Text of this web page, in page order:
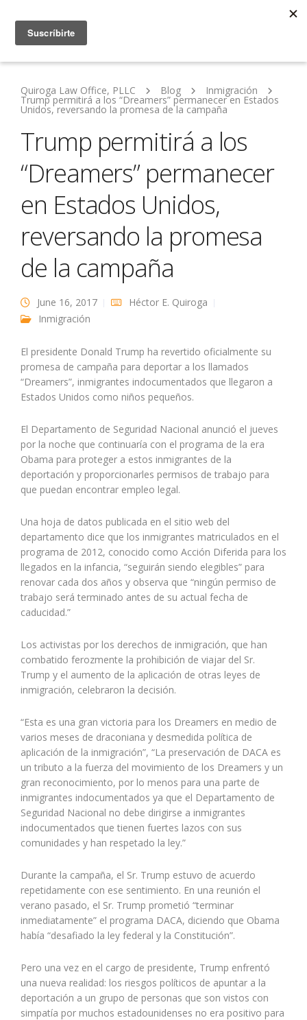
Quiroga Law Office, PLLC Blog Inmigración
Trump permitirá a los “Dreamers” permanecer en Estados
Unidos, reversando la promesa de la campaña
Trump permitirá a los
“Dreamers” permanecer
en Estados Unidos,
reversando la promesa
de la campaña
June 16, 2017
Héctor E. Quiroga
Inmigración
El presidente Donald Trump ha revertido oficialmente su
promesa de campaña para deportar a los llamados
“Dreamers”, inmigrantes indocumentados que llegaron a
Estados Unidos como niños pequeños.
El Departamento de Seguridad Nacional anunció el jueves
por la noche que continuaría con el programa de la era
Obama para proteger a estos inmigrantes de la
deportación y proporcionarles permisos de trabajo para
que puedan encontrar empleo legal.
Una hoja de datos publicada en el sitio web del
departamento dice que los inmigrantes matriculados en el
programa de 2012, conocido como Acción Diferida para los
llegados en la infancia, “seguirán siendo elegibles” para
renovar cada dos años y observa que “ningún permiso de
trabajo será terminado antes de su actual fecha de
caducidad.”
Los activistas por los derechos de inmigración, que han
combatido ferozmente la prohibición de viajar del Sr.
Trump y el aumento de la aplicación de otras leyes de
inmigración, celebraron la decisión.
“Esta es una gran victoria para los Dreamers en medio de
varios meses de draconiana y desmedida política de
aplicación de la inmigración”, “La preservación de DACA es
un tributo a la fuerza del movimiento de los Dreamers y un
gran reconocimiento, por lo menos para una parte de
inmigrantes indocumentados ya que el Departamento de
Seguridad Nacional no debe dirigirse a inmigrantes
indocumentados que tienen fuertes lazos con sus
comunidades y han respetado la ley.”
Durante la campaña, el Sr. Trump estuvo de acuerdo
repetidamente con ese sentimiento. En una reunión el
verano pasado, el Sr. Trump prometió “terminar
inmediatamente” el programa DACA, diciendo que Obama
había “desafiado la ley federal y la Constitución”.
Pero una vez en el cargo de presidente, Trump enfrentó
una nueva realidad: los riesgos políticos de apuntar a la
deportación a un grupo de personas que son vistos con
simpatía por muchos estadounidenses no era positivo para